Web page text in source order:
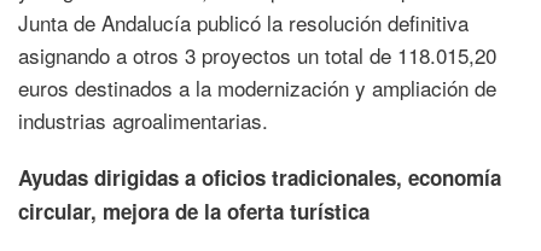
Junta de Andalucía publicó la resolución definitiva
asignando a otros 3 proyectos un total de 118.015,20
euros destinados a la modernización y ampliación de
industrias agroalimentarias.
Ayudas dirigidas a oficios tradicionales, economía
circular, mejora de la oferta turística